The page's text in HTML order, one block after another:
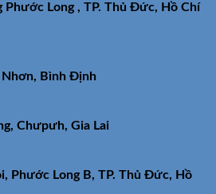
Phước Long , TP. Thủ Đức, Hồ Chí
Nhơn, Bình Định
Chưpưh, Gia Lai
Phước Long B, TP. Thủ Đức, Hồ